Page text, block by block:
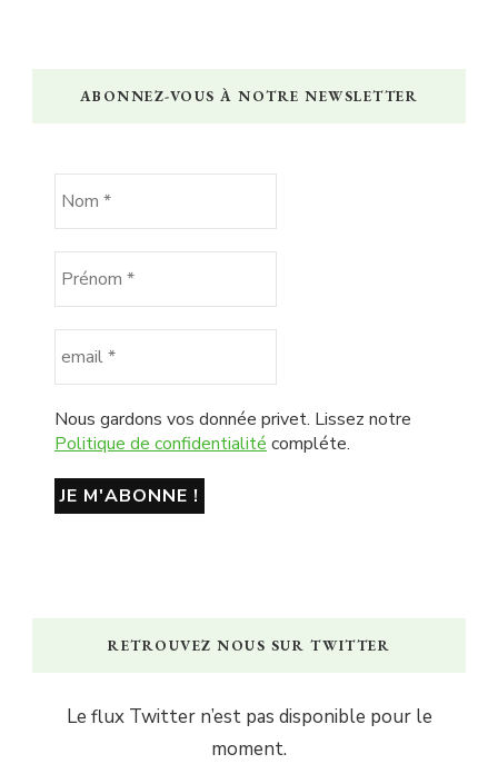
ABONNEZ-VOUS À NOTRE NEWSLETTER
Nous gardons vos donnée privet. Lissez notre
Politique de confidentialité compléte.
RETROUVEZ NOUS SUR TWITTER
Le flux Twitter n’est pas disponible pour le
moment.